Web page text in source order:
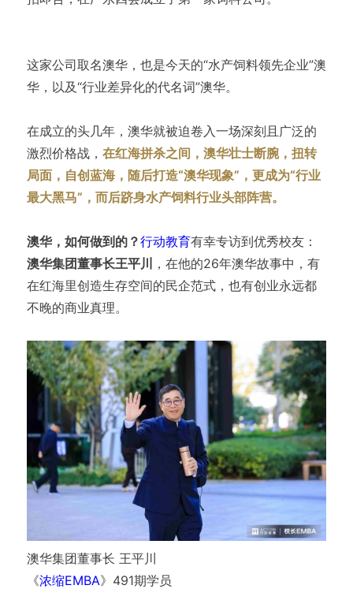
这家公司取名澳华，也是今天的“水产饲料领先企业”澳
华，以及“行业差异化的代名词”澳华。
在成立的头几年，澳华就被迫卷入一场深刻且广泛的
激烈价格战， 在红海拼杀之间，澳华壮士断腕，扭转
局面，自创蓝海，随后打造“澳华现象”，更成为“行业
最大黑马”，而后跻身水产饲料行业头部阵营。
澳华，如何做到的？行动教育有幸专访到优秀校友：
澳华集团董事长王平川 ，在他的26年澳华故事中，有
在红海里创造生存空间的民企范式，也有创业永远都
不晚的商业真理。
澳华集团董事长 王平川
《浓缩EMBA》491期学员